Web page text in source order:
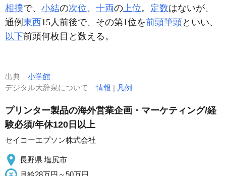
相撲で、 小結の次位、 十両の上位。 定数はないが、
通例 東西15人前後で、その第1位を前頭筆頭といい、
以下前頭何枚目と数える。
出典 小学館
デジタル大辞泉について情報 | 凡例
プリンター製品の海外営業企画・マーケティング/経
験必須/年休120日以上
セイコーエプソン株式会社
長野県 塩尻市
月給28万円～50万円